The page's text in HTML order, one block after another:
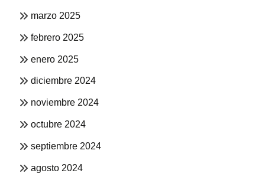
marzo 2025
febrero 2025
enero 2025
diciembre 2024
noviembre 2024
octubre 2024
septiembre 2024
agosto 2024